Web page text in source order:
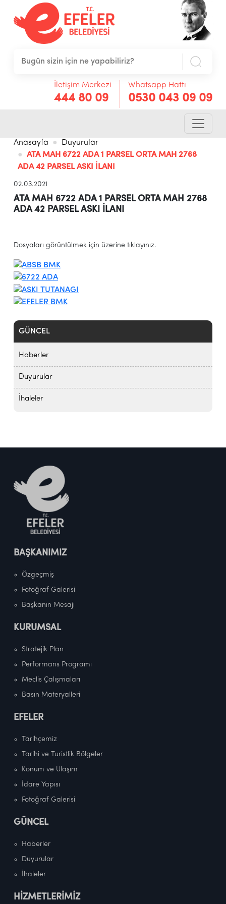
İletişim Merkezi
444 80 09
Whatsapp Hattı
0530 043 09 09
Anasayfa
Duyurular
ATA MAH 6722 ADA 1 PARSEL ORTA MAH 2768
ADA 42 PARSEL ASKI İLANI
GÜNCEL
Haberler
Duyurular
İhaleler
02.03.2021
ATA MAH 6722 ADA 1 PARSEL ORTA MAH 2768
ADA 42 PARSEL ASKI İLANI
Dosyaları görüntülmek için üzerine tıklayınız.
BAŞKANIMIZ
Özgeçmiş
Fotoğraf Galerisi
Başkanın Mesajı
KURUMSAL
Stratejik Plan
Performans Programı
Meclis Çalışmaları
Basın Materyalleri
EFELER
Tarihçemiz
Tarihi ve Turistlik Bölgeler
Konum ve Ulaşım
İdare Yapısı
Fotoğraf Galerisi
GÜNCEL
Haberler
Duyurular
İhaleler
HİZMETLERİMİZ